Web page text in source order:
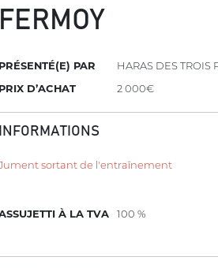
FERMOY
PRÉSENTÉ(E) PAR
HARAS DES TROIS
PRIX D’ACHAT
2 000€
INFORMATIONS
sortant de l'entraînement
À LA TVA 100 %